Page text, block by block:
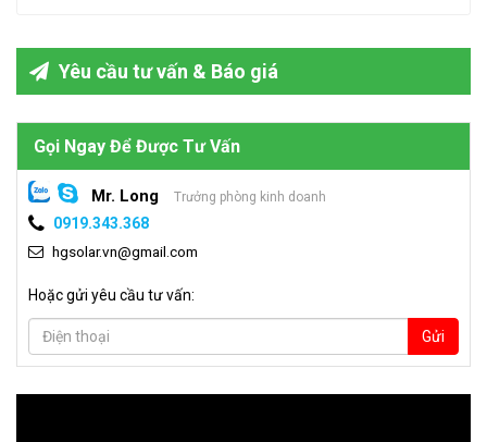
Yêu cầu tư vấn & Báo giá
Gọi Ngay Để Được Tư Vấn
Mr. Long Trưởng phòng kinh doanh
0919.343.368
hgsolar.vn@gmail.com
Hoặc gửi yêu cầu tư vấn:
Gửi